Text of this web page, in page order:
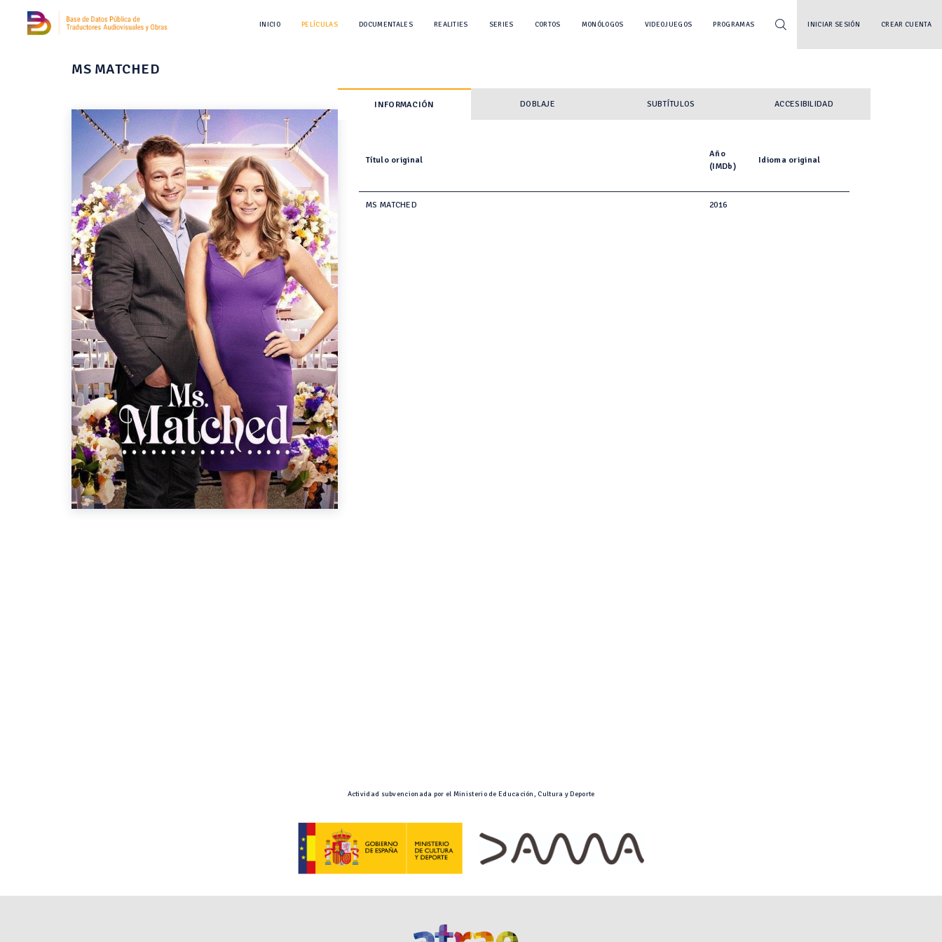
INICIO PELÍCULAS DOCUMENTALES REALITIES SERIES CORTOS MONÓLOGOS VIDEOJUEGOS PROGRAMAS INICIAR SESIÓN CREAR CUENTA
MS MATCHED
INFORMACIÓN DOBLAJE SUBTÍTULOS ACCESIBILIDAD
Título original
Año
(IMDb)
Idioma original
MS MATCHED 2016
Actividad subvencionada por el Ministerio de Educación, Cultura y Deporte